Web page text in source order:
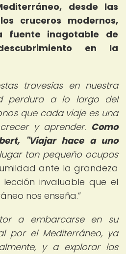
desde las
cruceros modernos,
fuente inagotable de
en la
travesías en nuestra
perdura a lo largo del
que cada viaje es una
y aprender. Como
"Viajar hace a uno
tan pequeño ocupas
ante la grandeza
invaluable que el
nos enseña.
a embarcarse en su
por el Mediterráneo, ya
y a explorar las